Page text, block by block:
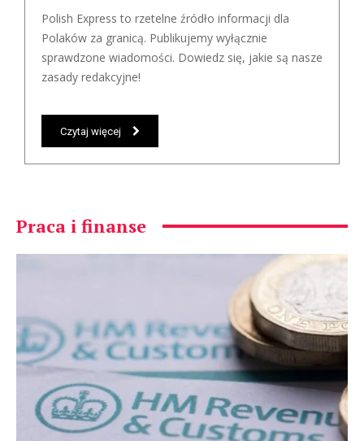
Polish Express to rzetelne źródło informacji dla
Polaków za granicą. Publikujemy wyłącznie
sprawdzone wiadomości. Dowiedz się, jakie są nasze
zasady redakcyjne!
Czytaj więcej
Praca i finanse